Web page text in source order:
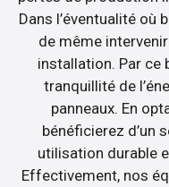
Dans l’éventualité où
de même
installation. Par ce
tranquillité de
panneaux. En
bénéficierez d’un
utilisation durable
Effectivement, nos